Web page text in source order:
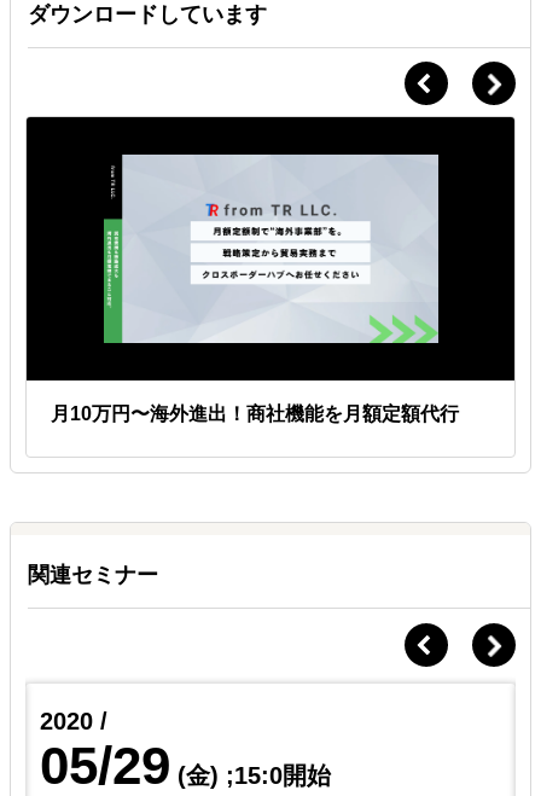
ダウンロードしています
月10万円〜海外進出！商社機能を月額定額代行
関連セミナー
2020 /
05/29 (金) ;15:0開始